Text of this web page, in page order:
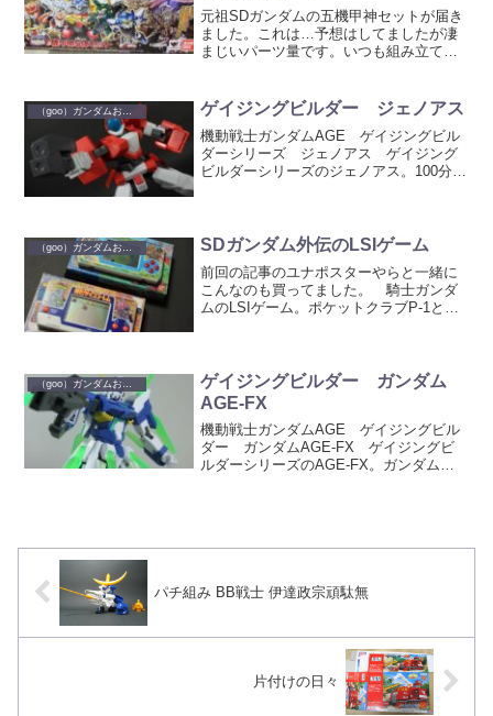
元祖SDガンダムの五機甲神セットが届き
ました。これは…予想はしてましたが凄
まじいパーツ量です。いつも組み立て物
になりました。なので、今回はとりあえ
ず箱とパーツ周りなどを...
（goo）ガンダムおもちゃ ゲイジングビルダー ジェノアス
機動戦士ガンダムAGE ゲイジングビル
ダーシリーズ ジェノアス ゲイジング
ビルダーシリーズのジェノアス。100分の
ゴーグルの部分は...
（goo）ガンダムおもちゃ SDガンダム外伝のLSIゲーム
前回の記事のユナポスターやらと一緒に
こんなのも買ってました。 騎士ガンダ
ムのLSIゲーム。ポケットクラブP-1とい
ム外伝Ⅰ ナイト...
ゲイジングビルダー ガンダム
AGE-FX
機動戦士ガンダムAGE ゲイジングビル
ダー ガンダムAGE-FX ゲイジングビ
ルダーシリーズのAGE-FX。ガンダム
パチ組み BB戦士 伊達政宗頑駄無
片付けの日々